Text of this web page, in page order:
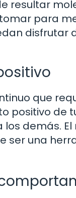
resultar
para
disfrutar
que
positivo de
demás.
ser una